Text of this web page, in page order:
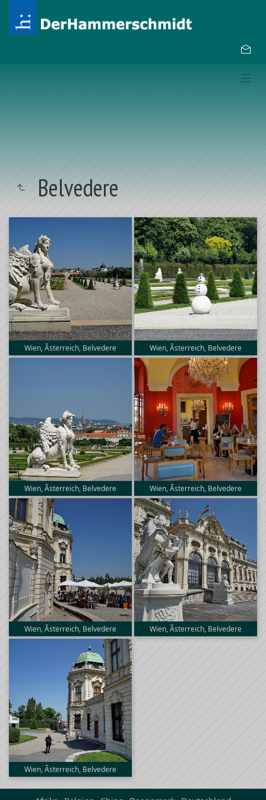
Belvedere
Wien, Ãsterreich, Belvedere Wien, Ãsterreich, Belvedere
Wien, Ãsterreich, Belvedere Wien, Ãsterreich, Belvedere
Wien, Ãsterreich, Belvedere Wien, Ãsterreich, Belvedere
Wien, Ãsterreich, Belvedere